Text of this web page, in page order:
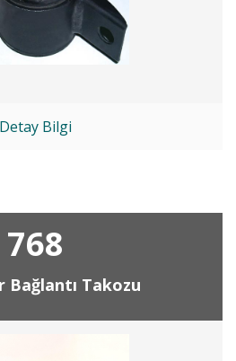
Detay Bilgi
768
Bağlantı Takozu